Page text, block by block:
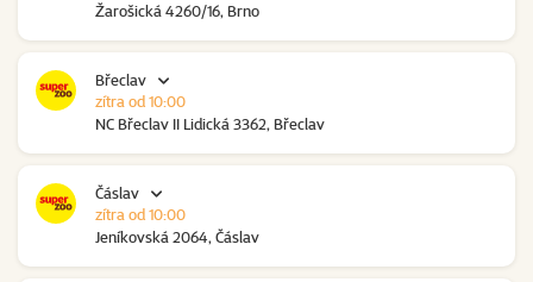
Žarošická 4260/16, Brno
Břeclav
NC Břeclav II Lidická 3362, Břeclav
zítra od 10:00
Čáslav
Jeníkovská 2064, Čáslav
zítra od 10:00